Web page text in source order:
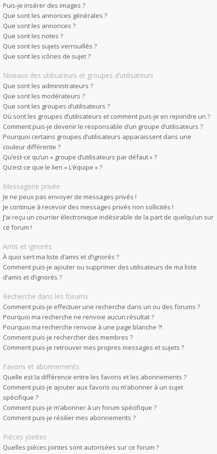
Puis-je insérer des images ?
Que sont les annonces générales ?
Que sont les annonces ?
Que sont les notes ?
Que sont les sujets verrouillés ?
Que sont les icônes de sujet ?
Niveaux des utilisateurs et groupes d’utilisateurs
Que sont les administrateurs ?
Que sont les modérateurs ?
Que sont les groupes d’utilisateurs ?
Où sont les groupes d’utilisateurs et comment puis-je en rejoindre un ?
Comment puis-je devenir le responsable d’un groupe d’utilisateurs ?
Pourquoi certains groupes d’utilisateurs apparaissent dans une
couleur différente ?
Qu’est-ce qu’un « groupe d’utilisateurs par défaut » ?
Qu’est-ce que le lien « L’équipe » ?
Messagerie privée
Je ne peux pas envoyer de messages privés !
Je continue à recevoir des messages privés non sollicités !
J’ai reçu un courrier électronique indésirable de la part de quelqu’un sur
ce forum !
Amis et ignorés
À quoi sert ma liste d’amis et d’ignorés ?
Comment puis-je ajouter ou supprimer des utilisateurs de ma liste
d’amis et d’ignorés ?
Recherche dans les forums
Comment puis-je effectuer une recherche dans un ou des forums ?
Pourquoi ma recherche ne renvoie aucun résultat ?
Pourquoi ma recherche renvoie à une page blanche ?!
Comment puis-je rechercher des membres ?
Comment puis-je retrouver mes propres messages et sujets ?
Favoris et abonnements
Quelle est la différence entre les favoris et les abonnements ?
Comment puis-je ajouter aux favoris ou m’abonner à un sujet
spécifique ?
Comment puis-je m’abonner à un forum spécifique ?
Comment puis-je résilier mes abonnements ?
Pièces jointes
Quelles pièces jointes sont autorisées sur ce forum ?